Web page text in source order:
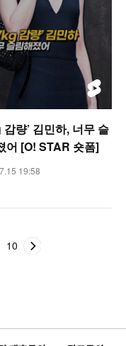
감량’ 김민하, 너무 슬
어 [O! STAR 숏폼]
19:58
10